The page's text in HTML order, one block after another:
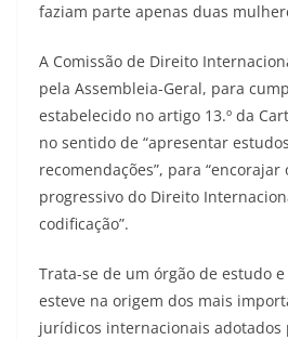
faziam parte apenas duas
A Comissão de Direito
pela Assembleia-Geral, para
estabelecido no artigo 13.º da
no sentido de “apresentar
recomendações”, para
progressivo do Direito
codificação”.
Trata-se de um órgão de estudo
esteve na origem dos mais
jurídicos internacionais adotados